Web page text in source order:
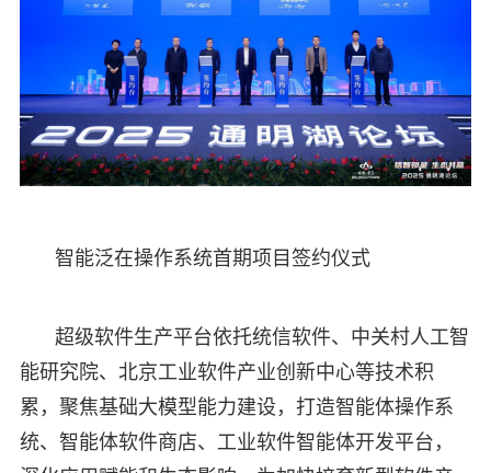
智能泛在操作系统首期项目签约仪式
超级软件生产平台依托统信软件、中关村人工智
能研究院、北京工业软件产业创新中心等技术积
累，聚焦基础大模型能力建设，打造智能体操作系
统、智能体软件商店、工业软件智能体开发平台，